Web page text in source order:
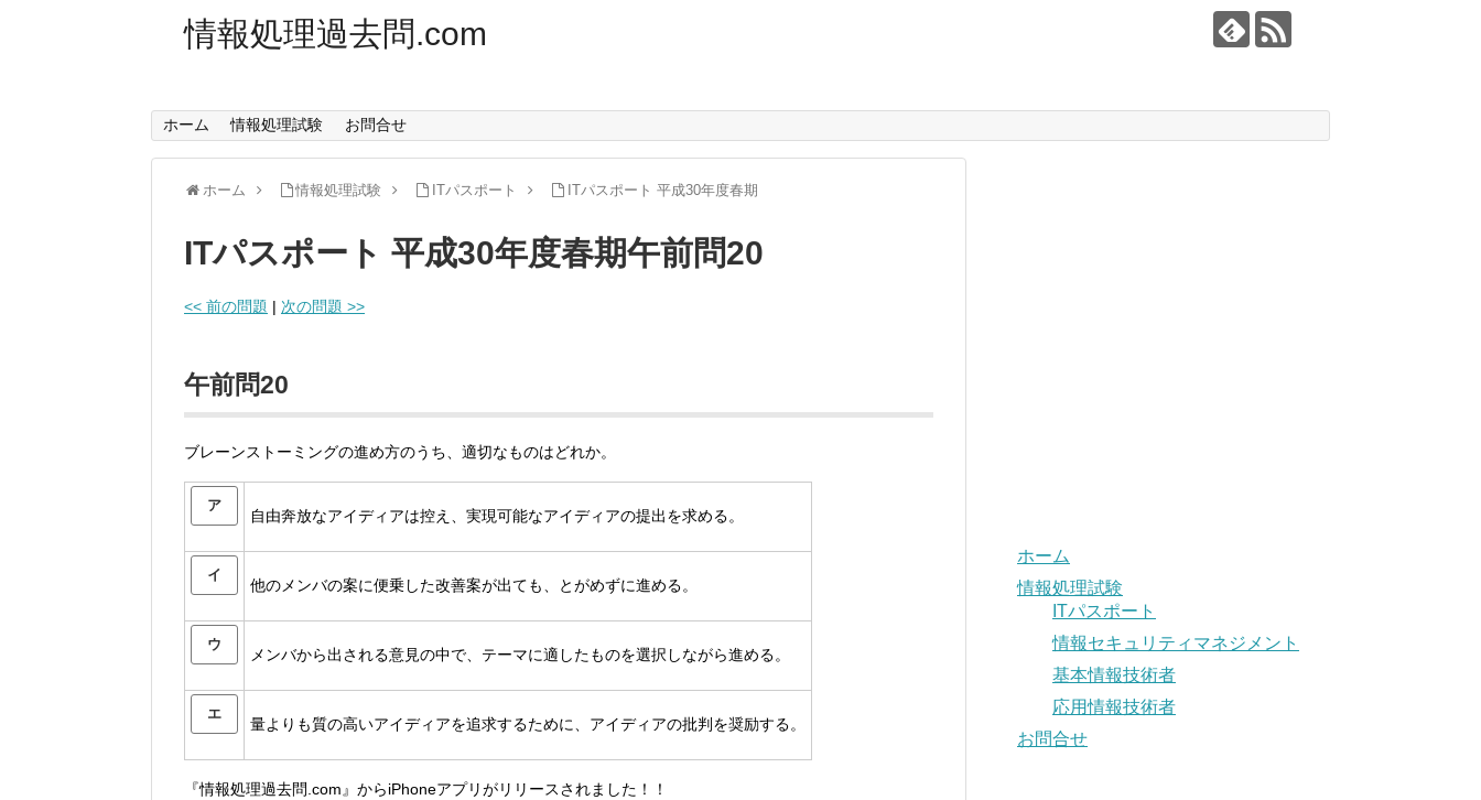
情報処理過去問.com
ホーム 情報処理試験 お問合せ
ホーム 情報処理試験 ITパスポート ITパスポート 平成30年度春期
ITパスポート 平成30年度春期午前問20
<< 前の問題 | 次の問題 >>
午前問20
ブレーンストーミングの進め方のうち、適切なものはどれか。
ア
自由奔放なアイディアは控え、実現可能なアイディアの提出を求める。
イ
他のメンバの案に便乗した改善案が出ても、とがめずに進める。
ウ
メンバから出される意見の中で、テーマに適したものを選択しながら進める。
エ
量よりも質の高いアイディアを追求するために、アイディアの批判を奨励する。
『情報処理過去問.com』からiPhoneアプリがリリースされました！！
ホーム
情報処理試験
ITパスポート
情報セキュリティマネジメント
基本情報技術者
応用情報技術者
お問合せ